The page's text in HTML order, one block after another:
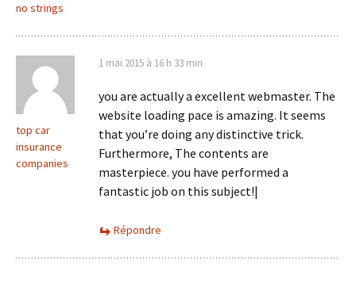
no strings
top car
insurance
companies
1 mai 2015 à 16 h 33 min
you are actually a excellent webmaster. The
website loading pace is amazing. It seems
that you’re doing any distinctive trick.
Furthermore, The contents are
masterpiece. you have performed a
fantastic job on this subject!|
Répondre